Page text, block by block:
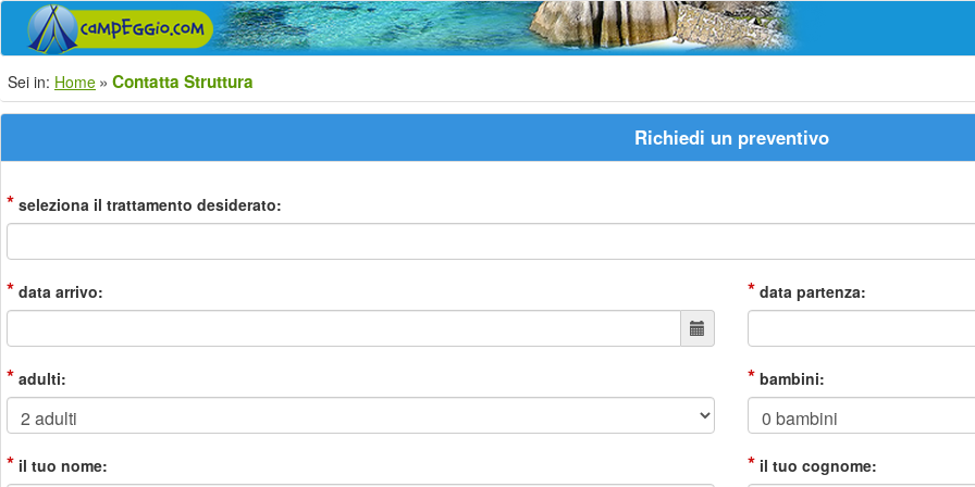
Sei in: Home Contatta Struttura
Richiedi un preventivo
* seleziona il trattamento desiderato:
* data arrivo: * data partenza:
* adulti: * bambini:
* il tuo nome: * il tuo cognome: